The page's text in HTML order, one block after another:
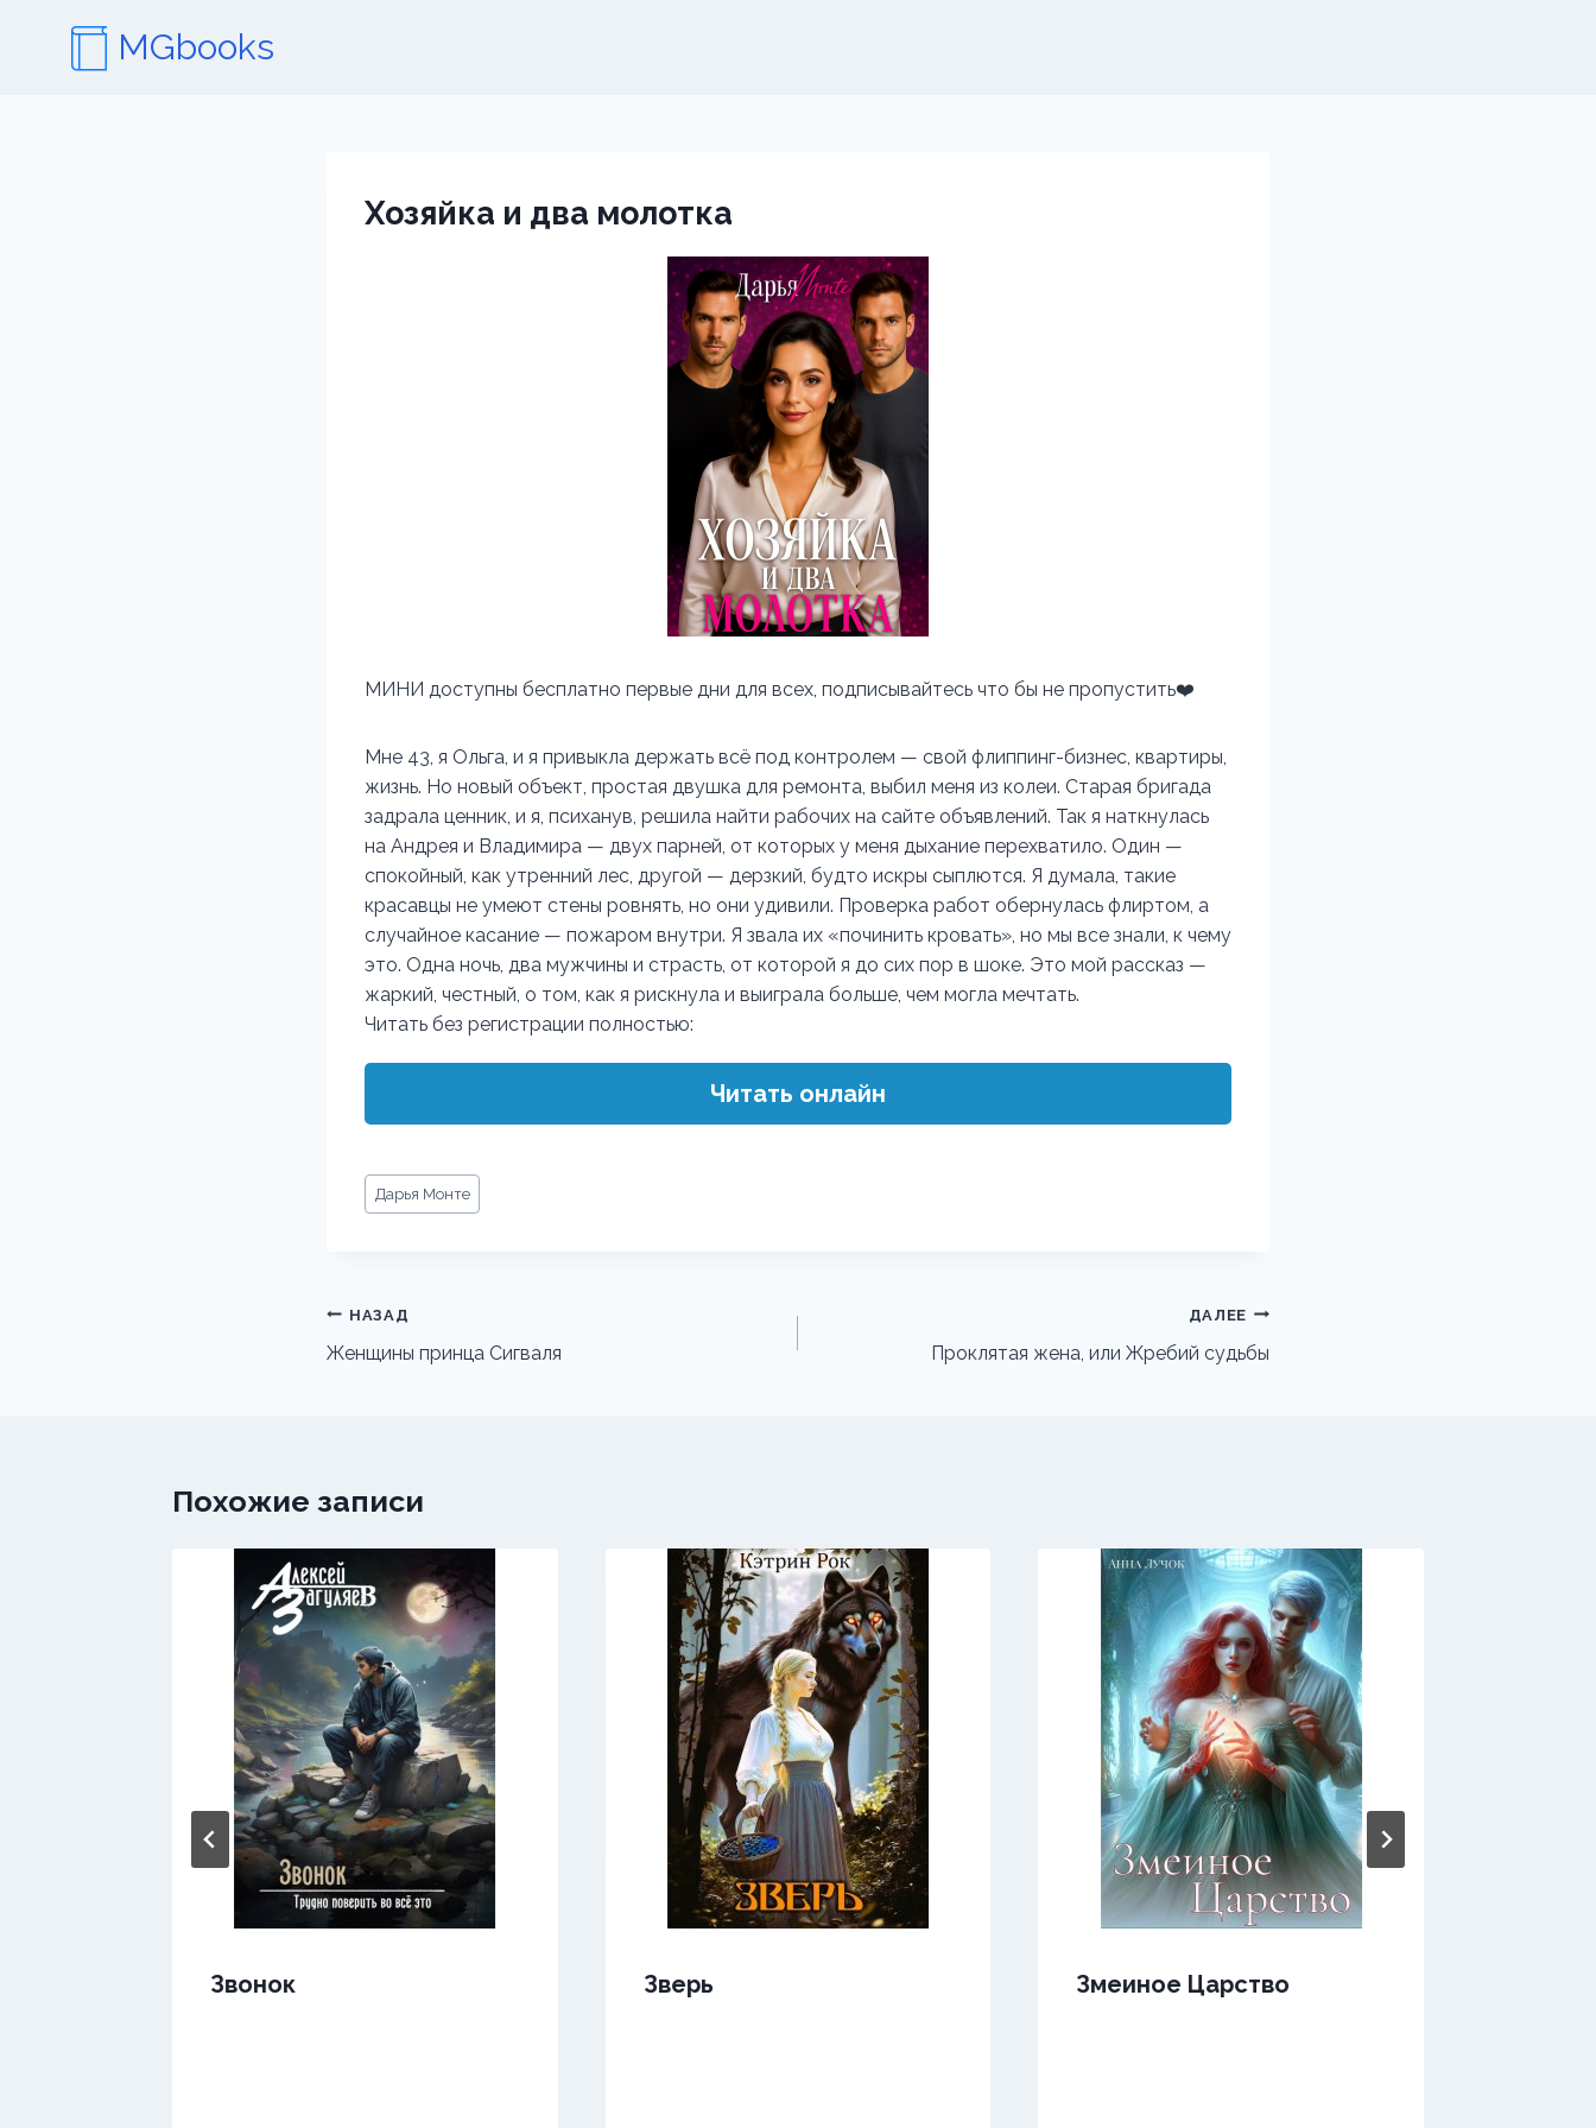
содержимому
MGbooks
Хозяйка и два молотка
МИНИ доступны бесплатно первые дни для всех, подписывайтесь что бы не пропустить‍❤️‍
Мне 43, я Ольга, и я привыкла держать всё под контролем — свой флиппинг-бизнес, квартиры,
жизнь. Но новый объект, простая двушка для ремонта, выбил меня из колеи. Старая бригада
задрала ценник, и я, психанув, решила найти рабочих на сайте объявлений. Так я наткнулась
на Андрея и Владимира — двух парней, от которых у меня дыхание перехватило. Один —
спокойный, как утренний лес, другой — дерзкий, будто искры сыплются. Я думала, такие
красавцы не умеют стены ровнять, но они удивили. Проверка работ обернулась флиртом, а
случайное касание — пожаром внутри. Я звала их «починить кровать», но мы все знали, к чему
это. Одна ночь, два мужчины и страсть, от которой я до сих пор в шоке. Это мой рассказ —
жаркий, честный, о том, как я рискнула и выиграла больше, чем могла мечтать.
Читать без регистрации полностью:
Читать онлайн
Метки
записи:
Дарья Монте
Навигация
по
НАЗАД
Женщины принца Сигваля
ДАЛЕЕ
Проклятая жена, или Жребий судьбы
Похожие записи
Звонок Зверь Змеиное Царство